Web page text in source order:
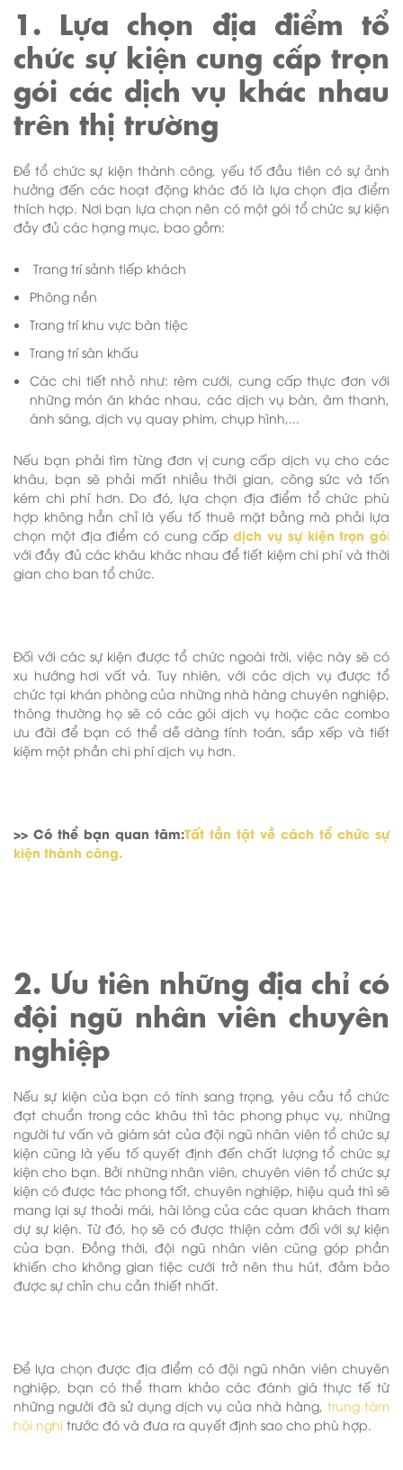
1. Lựa chọn địa điểm tổ
chức sự kiện cung cấp trọn
gói các dịch vụ khác nhau
trên thị trường
Để tổ chức sự kiện thành công, yếu tố đầu tiên có sự ảnh
hưởng đến các hoạt động khác đó là lựa chọn địa điểm
thích hợp. Nơi bạn lựa chọn nên có một gói tổ chức sự kiện
đầy đủ các hạng mục, bao gồm:
Trang trí sảnh tiếp khách
Phông nền
Trang trí khu vực bàn tiệc
Trang trí sân khấu
Các chi tiết nhỏ như: rèm cưới, cung cấp thực đơn với
những món ăn khác nhau, các dịch vụ bàn, âm thanh,
ánh sáng, dịch vụ quay phim, chụp hình,...
Nếu bạn phải tìm từng đơn vị cung cấp dịch vụ cho các
khâu, bạn sẽ phải mất nhiều thời gian, công sức và tốn
kém chi phí hơn. Do đó, lựa chọn địa điểm tổ chức phù
hợp không hẳn chỉ là yếu tố thuê mặt bằng mà phải lựa
chọn một địa điểm có cung cấpdịch vụ sự kiện trọn gói
với đầy đủ các khâu khác nhau để tiết kiệm chi phí và thời
gian cho ban tổ chức.
Đối với các sự kiện được tổ chức ngoài trời, việc này sẽ có
xu hướng hơi vất vả. Tuy nhiên, với các dịch vụ được tổ
chức tại khán phòng của những nhà hàng chuyên nghiệp,
thông thường họ sẽ có các gói dịch vụ hoặc các combo
ưu đãi để bạn có thể dễ dàng tính toán, sắp xếp và tiết
kiệm một phần chi phí dịch vụ hơn.
>> Có thể bạn quan tâm:Tất tần tật về cách tổ chức sự
kiện thành công.
2. Ưu tiên những địa chỉ có
đội ngũ nhân viên chuyên
nghiệp
Nếu sự kiện của bạn có tính sang trọng, yêu cầu tổ chức
đạt chuẩn trong các khâu thì tác phong phục vụ, những
người tư vấn và giám sát của đội ngũ nhân viên tổ chức sự
kiện cũng là yếu tố quyết định đến chất lượng tổ chức sự
kiện cho bạn. Bởi những nhân viên, chuyên viên tổ chức sự
kiện có được tác phong tốt, chuyên nghiệp, hiệu quả thì sẽ
mang lại sự thoải mái, hài lòng của các quan khách tham
dự sự kiện. Từ đó, họ sẽ có được thiện cảm đối với sự kiện
của bạn. Đồng thời, đội ngũ nhân viên cũng góp phần
khiến cho không gian tiệc cưới trở nên thu hút, đảm bảo
được sự chỉn chu cần thiết nhất.
Để lựa chọn được địa điểm có đội ngũ nhân viên chuyên
nghiệp, bạn có thể tham khảo các đánh giá thực tế từ
những người đã sử dụng dịch vụ của nhà hàng,trung tâm
hội nghị trước đó và đưa ra quyết định sao cho phù hợp.